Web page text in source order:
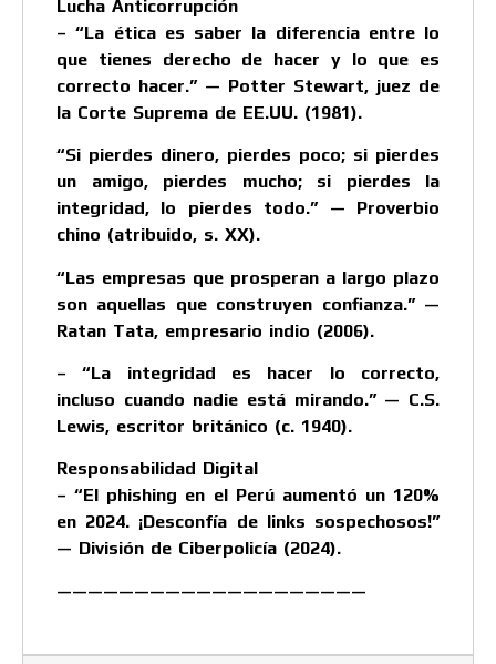
Lucha Anticorrupción
– “La ética es saber la diferencia entre lo
que tienes derecho de hacer y lo que es
correcto hacer.” — Potter Stewart, juez de
la Corte Suprema de EE.UU. (1981).
“Si pierdes dinero, pierdes poco; si pierdes
un amigo, pierdes mucho; si pierdes la
integridad, lo pierdes todo.” — Proverbio
chino (atribuido, s. XX).
“Las empresas que prosperan a largo plazo
son aquellas que construyen confianza.” —
Ratan Tata, empresario indio (2006).
– “La integridad es hacer lo correcto,
incluso cuando nadie está mirando.” — C.S.
Lewis, escritor británico (c. 1940).
Responsabilidad Digital
– “El phishing en el Perú aumentó un 120%
en 2024. ¡Desconfía de links sospechosos!”
— División de Ciberpolicía (2024).
————————————————————